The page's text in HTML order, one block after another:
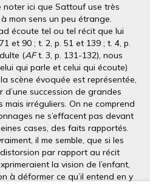
ici que Sattouf use très
mon sens un peu étrange.
écoute tel ou tel récit que lui
et 90 ; t. 2, p. 51 et 139 ; t. 4, p.
(AFt. 3, p. 131-132), nous
qui parle et celui qui écoute)
scène évoquée est représentée,
d’une succession de grandes
irréguliers. On ne comprend
ne s’effacent pas devant
cases, des faits rapportés.
il me semble, que si les
par rapport au récit
la vision de l’enfant,
à déformer ce qu’il entend en y